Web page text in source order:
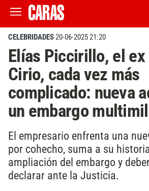
CELEBRIDADES20-06-2025 21:20
Elías Piccirillo, el
Cirio, cada vez más
complicado: nueva
un embargo
El empresario enfrenta una
por cohecho, suma a su
ampliación del embargo y
declarar ante la Justicia.